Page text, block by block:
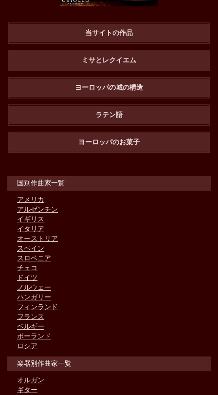
当サイトの作品
ミサとレクイエム
ヨーロッパの城の構造
ラテン語
ヨーロッパのお菓子
国別作曲家一覧
アメリカ
アルゼンチン
イギリス
イタリア
オーストリア
スペイン
スロベニア
チェコ
ドイツ
ノルウェー
ハンガリー
フィンランド
フランス
ベルギー
ポーランド
ロシア
楽器別作曲家一覧
オルガン
ギター